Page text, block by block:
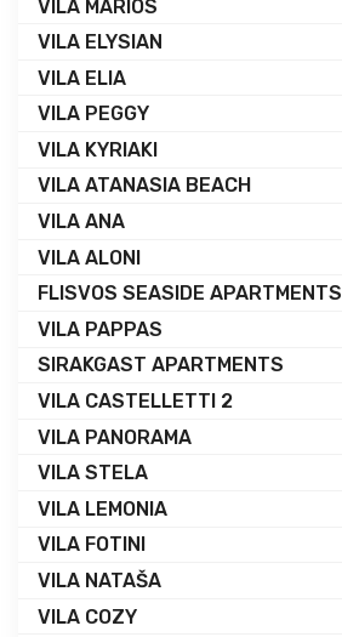
VILA MARIOS
VILA ELYSIAN
VILA ELIA
VILA PEGGY
VILA KYRIAKI
VILA ATANASIA BEACH
VILA ANA
VILA ALONI
FLISVOS SEASIDE APARTMENTS
VILA PAPPAS
SIRAKGAST APARTMENTS
VILA CASTELLETTI 2
VILA PANORAMA
VILA STELA
VILA LEMONIA
VILA FOTINI
VILA NATAŠA
VILA COZY